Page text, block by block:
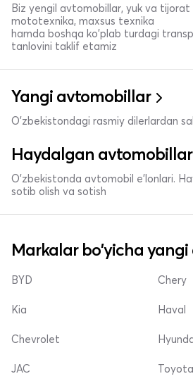
Biz yengil avtomobillar, yuk va
mototexnika, maxsus texnika
hamda boshqa ko'plab turdagi
tanlovini taklif etamiz
Yangi avtomobillar
O'zbekistondagi rasmiy dilerlardan
Haydalgan avtomobillar
O'zbekistonda avtomobil e’lonlari.
sotib olish va sotish
Markalar bo'yicha
BYD
Kia
Chevrolet
Chery
Haval
JAC Toyota